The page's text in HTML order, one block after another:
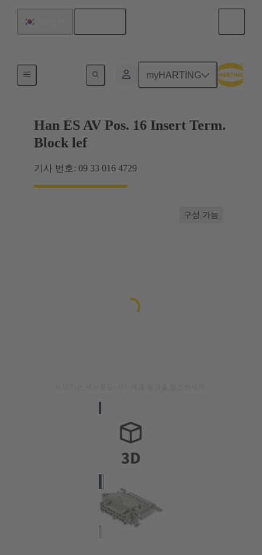
myHARTING
터미널 블록 커넥터
Han ES AV Pos. 16 Insert Term.
Block lef
기사 번호: 09 33 016 4729
구성 가능